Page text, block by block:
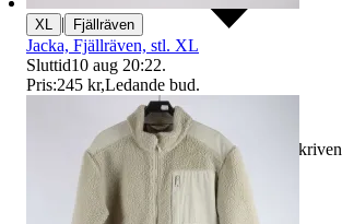
Ersättning om varan inte är som beskriven
XL | Fjällräven
Jacka, Fjällräven, stl. XL
Sluttid10 aug 20:22.
Pris:245 kr,Ledande bud.